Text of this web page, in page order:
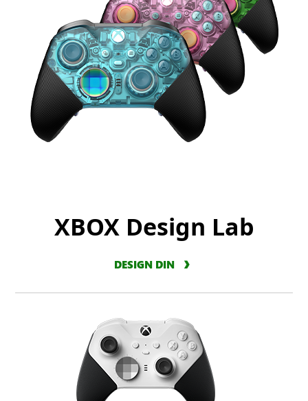
XBOX Design Lab
DESIGN DIN